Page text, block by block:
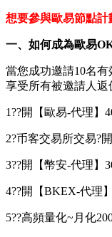
想要參與歐易節點計
一、如何成為歐易
當您成功邀請10名有
享受所有被邀請人返
1??開【歐易-代理】
2?币客交易所交易?
3??開【幣安-代理】
4??開【BKEX-代理
5??高頻量化~月化